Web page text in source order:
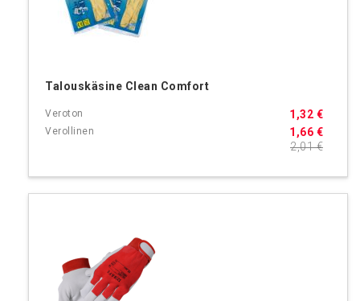
Talouskäsine Clean Comfort
1,66 €
1,32 €
2,01 €